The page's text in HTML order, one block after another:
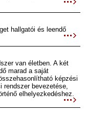
hallgatói és leendő
van életben. A két
marad a saját
képzési
rendszer bevezetése,
elhelyezkedéshez.